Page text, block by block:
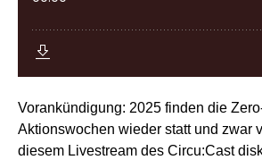
Vorankündigung: 2025 finden die
Aktionswochen wieder statt und zwar
diesem Livestream des Circu:Cast